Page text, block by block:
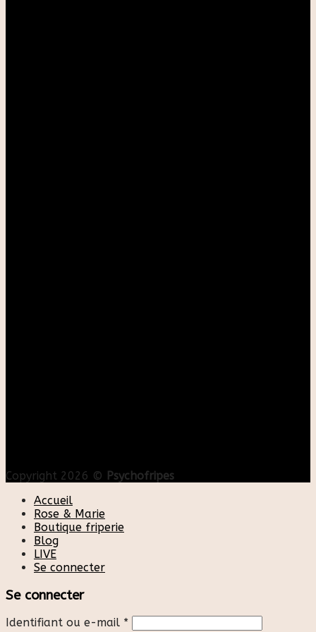
Copyright 2026 © Psychofripes
Accueil
Rose & Marie
Boutique friperie
Blog
LIVE
Se connecter
Se connecter
Identifiant ou e-mail *